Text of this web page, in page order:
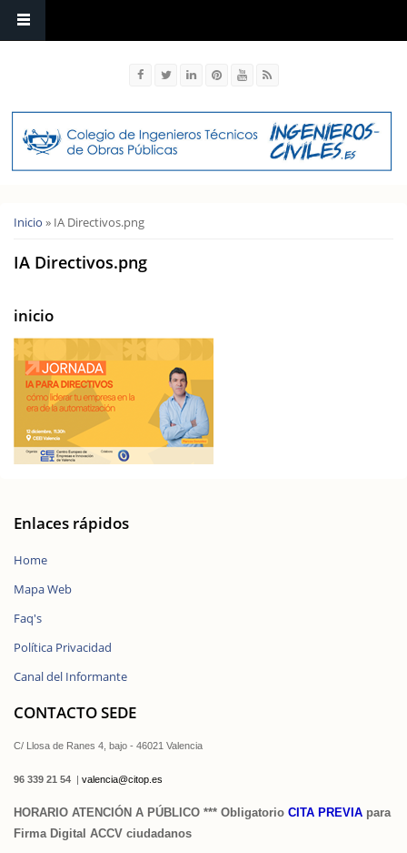
Usted está aquí
Inicio » IA Directivos.png
IA Directivos.png
inicio
Enlaces rápidos
Home
Mapa Web
Faq's
Política Privacidad
Canal del Informante
CONTACTO SEDE
C/ Llosa de Ranes 4, bajo - 46021 Valencia
96 339 21 54 | valencia@citop.es
HORARIO ATENCIÓN A PÚBLICO *** Obligatorio CITA PREVIA para
Firma Digital ACCV ciudadanos